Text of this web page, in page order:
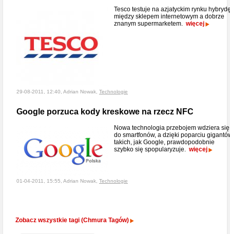
Tesco testuje na azjatyckim rynku
między sklepem internetowym a dobrze
znanym supermarketem. więcej
29-08-2011, 12:40, Adrian Nowak, Technologie
Google porzuca kody kreskowe na rzecz NFC
Nowa technologia przebojem wdziera się
do smartfonów, a dzięki poparciu
takich, jak Google, prawdopodobnie
szybko się spopularyzuje. więcej
01-04-2011, 15:55, Adrian Nowak, Technologie
Zobacz wszystkie tagi (Chmura Tagów)